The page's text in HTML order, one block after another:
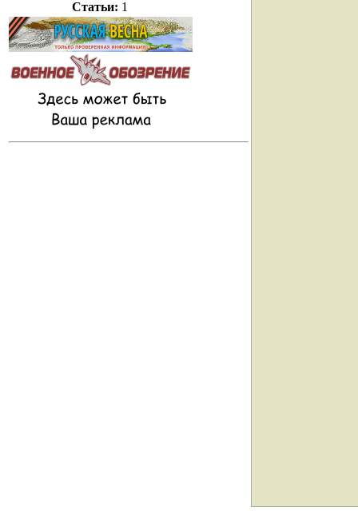
Статьи: 1